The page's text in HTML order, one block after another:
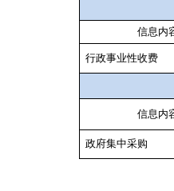
信息内
行政事业性收费
信息内
政府集中采购